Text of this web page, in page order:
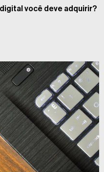
você deve adquirir?